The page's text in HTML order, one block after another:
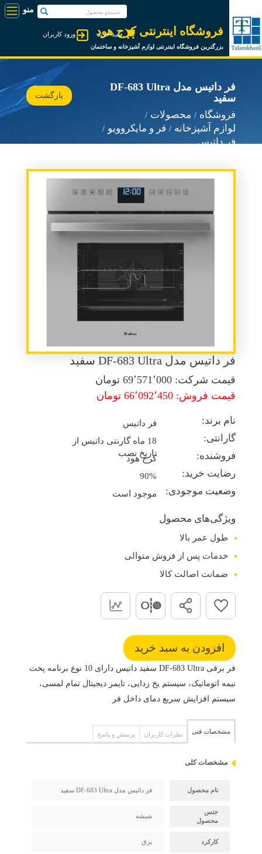
فروشگاه اینترنتی کرج هود
بزرگترین فروشگاه اینترنتی لوازم آشپزخانه و ساختمان
ورود کاربران سبد خرید
فر داتیس مدل DF-683 Ultra
سفید
فروشگاه
محصولات
لوازم آشپزخانه
فر و مایکروویو
فر داتیس
بازگشت
فر داتیس مدل DF-683 Ultra سفید
قیمت شرکت: 69٬571٬000تومان
قیمت فروش: 66٬092٬450 تومان
نام برند: فر داتیس
گارانتی:
18 ماه گارنتی داتیس از
تاریخ نصب
فروشنده: کرج هود
رضایت خرید: 90%
وضعیت موجودی: موجود است
ویژگی‌های محصول
طول عمر بالا
خدمات پس از فروش متوالی
ضمانت اصالت کالا
فر برقی DF-683 Ultra سفید داتیس دارای 10 نوع برنامه پخت
نیمه اتوماتیک، سیستم یخ زدایی، تایمر دیجیتال تمام لمسی،
سیستم افزایش سریع دمای داخل فر
مشخصات فنی نظرات کاربران پرسش و پاسخ
مشخصات کلی
نام محصول فر داتیس مدل DF-683 Ultra سفید
جنس
محصول
شیشه
کارکرد برق